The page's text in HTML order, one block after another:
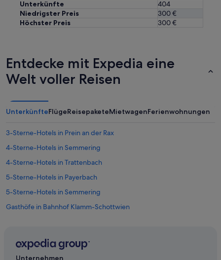
Unterkünfte
404
Niedrigster Preis
300 €
Höchster Preis
300 €
Entdecke mit Expedia eine
Welt voller Reisen
UnterkünfteFlügeReisepaketeMietwagenFerienwohnungen
3-Sterne-Hotels in Prein an der Rax
4-Sterne-Hotels in Semmering
4-Sterne-Hotels in Trattenbach
5-Sterne-Hotels in Payerbach
5-Sterne-Hotels in Semmering
Gasthöfe in Bahnhof Klamm-Schottwien
Villen in Bahnhof Klamm-Schottwien
Unternehmen